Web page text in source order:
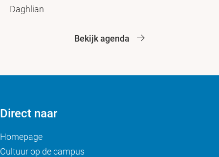
Daghlian
Bekijk agenda
Direct naar
Homepage
Cultuur op de campus